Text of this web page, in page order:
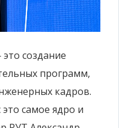
создание
программ,
кадров.
самое ядро и